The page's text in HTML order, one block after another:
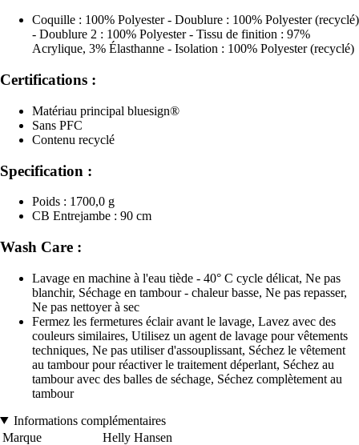
Coquille : 100% Polyester - Doublure : 100% Polyester (recyclé)
- Doublure 2 : 100% Polyester - Tissu de finition : 97%
Acrylique, 3% Élasthanne - Isolation : 100% Polyester (recyclé)
Certifications :
Matériau principal bluesign®
Sans PFC
Contenu recyclé
Specification :
Poids : 1700,0 g
CB Entrejambe : 90 cm
Wash Care :
Lavage en machine à l'eau tiède - 40° C cycle délicat, Ne pas
blanchir, Séchage en tambour - chaleur basse, Ne pas repasser,
Ne pas nettoyer à sec
Fermez les fermetures éclair avant le lavage, Lavez avec des
couleurs similaires, Utilisez un agent de lavage pour vêtements
techniques, Ne pas utiliser d'assouplissant, Séchez le vêtement
au tambour pour réactiver le traitement déperlant, Séchez au
tambour avec des balles de séchage, Séchez complètement au
tambour
Informations complémentaires
Marque
Helly Hansen